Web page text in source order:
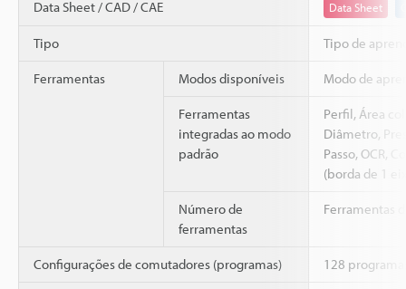
Data Sheet / CAD / CAE Data Sheet
Tipo Tipo de
Ferramentas Modos disponíveis Modo de
Ferramentas
integradas ao modo
padrão
Perfil, Área
Diâmetro,
Passo, OCR,
(borda de 1
Número de
ferramentas
Ferramentas
Configurações de comutadores (programas) 128